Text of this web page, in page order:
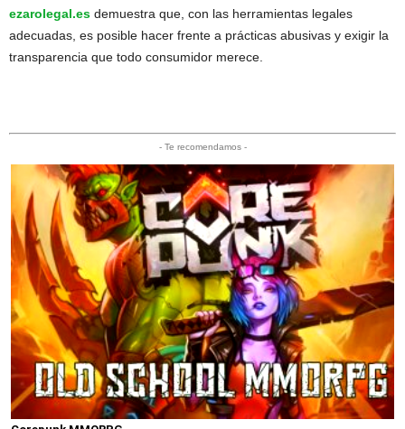
ezarolegal.es demuestra que, con las herramientas legales
adecuadas, es posible hacer frente a prácticas abusivas y exigir la
transparencia que todo consumidor merece.
- Te recomendamos -